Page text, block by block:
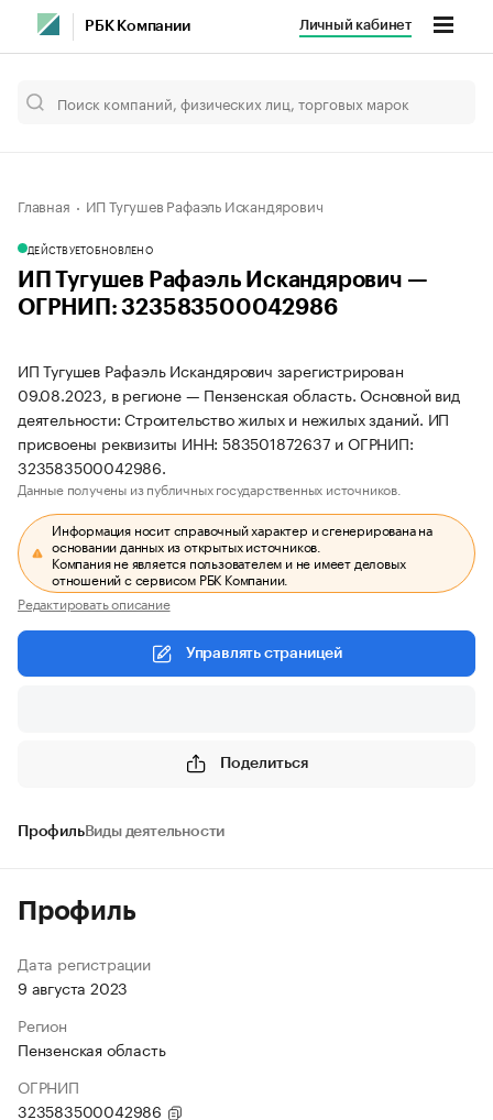
РБК Компании Личный кабинет
Главная ИП Тугушев Рафаэль Искандярович
ДЕЙСТВУЕТОБНОВЛЕНО
ИП Тугушев Рафаэль Искандярович —
ОГРНИП: 323583500042986
ИП Тугушев Рафаэль Искандярович зарегистрирован
09.08.2023, в регионе — Пензенская область. Основной вид
деятельности: Строительство жилых и нежилых зданий. ИП
присвоены реквизиты ИНН: 583501872637 и ОГРНИП:
323583500042986.
Данные получены из публичных государственных источников.
Информация носит справочный характер и сгенерирована на
основании данных из открытых источников.
Компания не является пользователем и не имеет деловых
отношений с сервисом РБК Компании.
Редактировать описание
Управлять страницей
Поделиться
ПрофильВиды деятельности
Профиль
Дата регистрации
9 августа 2023
Регион
Пензенская область
ОГРНИП
323583500042986